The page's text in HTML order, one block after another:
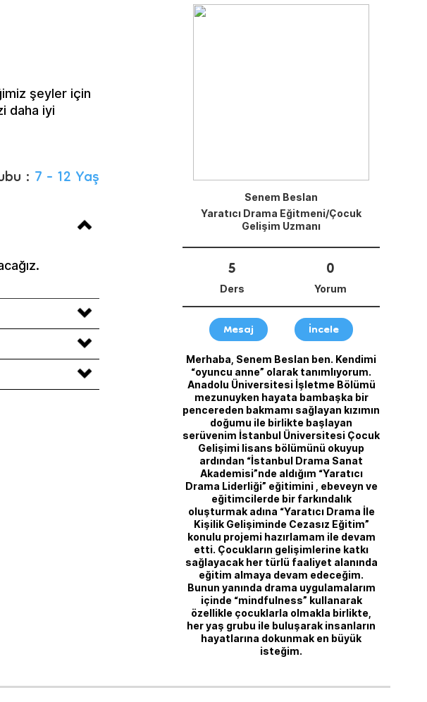
şeyler için
daha iyi
:7 - 12 Yaş
Senem Beslan
Yaratıcı Drama Eğitmeni/Çocuk
Gelişim Uzmanı
5
Ders
0
Yorum
Mesaj İncele
Merhaba, Senem Beslan ben. Kendimi
“oyuncu anne” olarak tanımlıyorum.
Anadolu Üniversitesi İşletme Bölümü
mezunuyken hayata bambaşka bir
pencereden bakmamı sağlayan kızımın
doğumu ile birlikte başlayan
serüvenim İstanbul Üniversitesi Çocuk
Gelişimi lisans bölümünü okuyup
ardından “İstanbul Drama Sanat
Akademisi”nde aldığım “Yaratıcı
Drama Liderliği” eğitimini , ebeveyn ve
eğitimcilerde bir farkındalık
oluşturmak adına “Yaratıcı Drama İle
Kişilik Gelişiminde Cezasız Eğitim”
konulu projemi hazırlamam ile devam
etti. Çocukların gelişimlerine katkı
sağlayacak her türlü faaliyet alanında
eğitim almaya devam edeceğim.
Bunun yanında drama uygulamalarım
içinde “mindfulness” kullanarak
özellikle çocuklarla olmakla birlikte,
her yaş grubu ile buluşarak insanların
hayatlarına dokunmak en büyük
isteğim.